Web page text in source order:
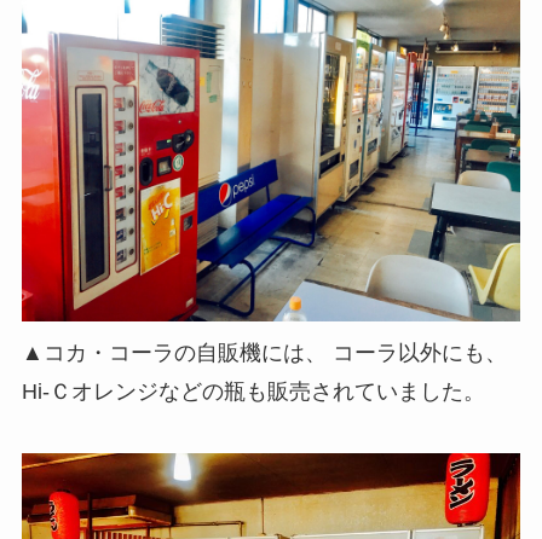
▲コカ・コーラの自販機には、 コーラ以外にも、
Hi-Ｃオレンジなどの瓶も販売されていました。